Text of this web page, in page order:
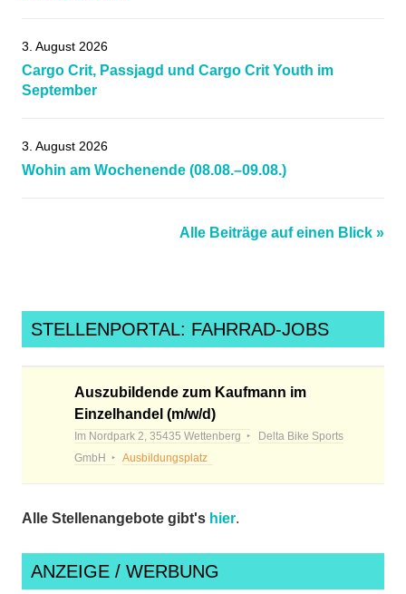
3. August 2026
Cargo Crit, Passjagd und Cargo Crit Youth im
September
3. August 2026
Wohin am Wochenende (08.08.–09.08.)
Alle Beiträge auf einen Blick »
STELLENPORTAL: FAHRRAD-JOBS
Auszubildende zum Kaufmann im
Einzelhandel (m/w/d)
Im Nordpark 2, 35435 Wettenberg
Delta Bike Sports
GmbH
Ausbildungsplatz
Alle Stellenangebote gibt's hier.
ANZEIGE / WERBUNG